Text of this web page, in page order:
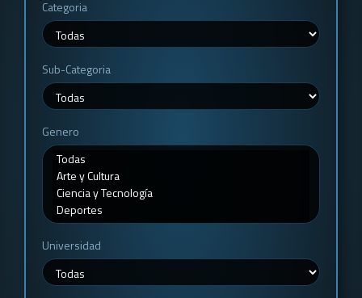
Categoria
Sub-Categoria
Genero
Universidad